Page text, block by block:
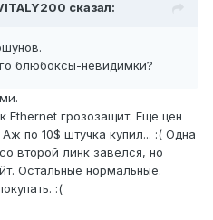
сказал:
блюбоксы-невидимки?
Ethernet грозозащит. Еще цен
по 10$ штучка купил... :( Одна
второй линк завелся, но
Остальные нормальные.
:(